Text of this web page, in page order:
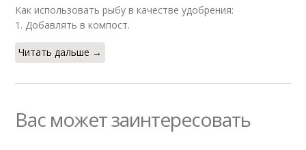
Как использовать рыбу в качестве удобрения:
1. Добавлять в компост.
Читать дальше →
Вас может заинтересовать